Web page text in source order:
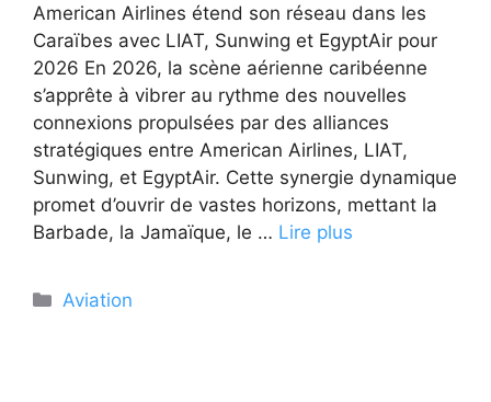
American Airlines étend son réseau dans les
Caraïbes avec LIAT, Sunwing et EgyptAir pour
2026 En 2026, la scène aérienne caribéenne
s’apprête à vibrer au rythme des nouvelles
connexions propulsées par des alliances
stratégiques entre American Airlines, LIAT,
Sunwing, et EgyptAir. Cette synergie dynamique
promet d’ouvrir de vastes horizons, mettant la
Barbade, la Jamaïque, le … Lire plus
Catégories
Aviation